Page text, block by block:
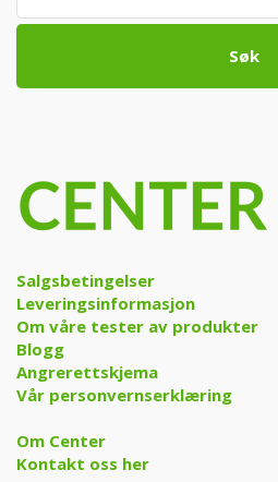
Søk
Salgsbetingelser
Leveringsinformasjon
Om våre tester av produkter
Blogg
Angrerettskjema
Vår personvernserklæring
Om Center
Kontakt oss her